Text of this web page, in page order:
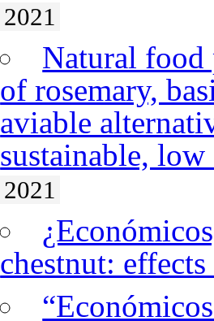
2021
Natural food
of rosemary,
aviable
sustainable, low
2021
chestnut: